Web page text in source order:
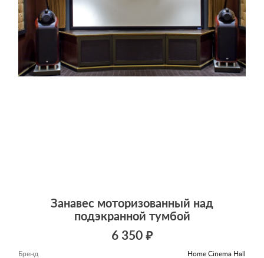
Занавес моторизованный над
подэкранной тумбой
6 350 ₽
Бренд Home Cinema Hall